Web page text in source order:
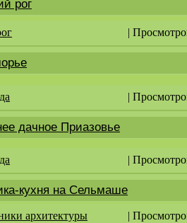
рог
|
|
дачное Приазовье
|
кухня на Сельмаше
архитектуры |